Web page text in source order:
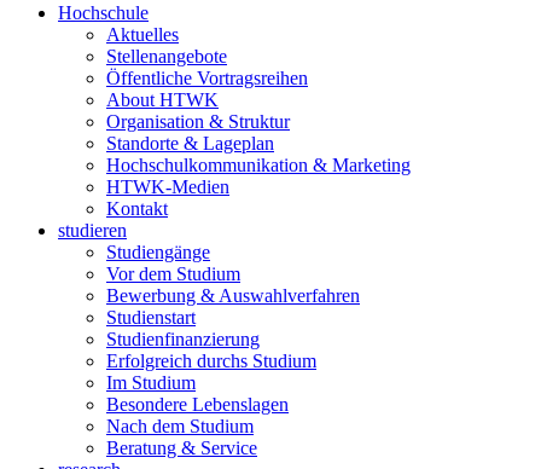
Hochschule
Aktuelles
Stellenangebote
Öffentliche Vortragsreihen
About HTWK
Organisation & Struktur
Standorte & Lageplan
Hochschulkommunikation & Marketing
HTWK-Medien
Kontakt
studieren
Studiengänge
Vor dem Studium
Bewerbung & Auswahlverfahren
Studienstart
Studienfinanzierung
Erfolgreich durchs Studium
Im Studium
Besondere Lebenslagen
Nach dem Studium
Beratung & Service